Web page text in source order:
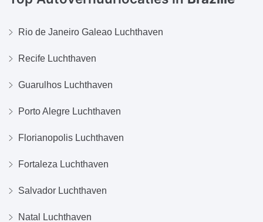
Rio de Janeiro Galeao Luchthaven
Recife Luchthaven
Guarulhos Luchthaven
Porto Alegre Luchthaven
Florianopolis Luchthaven
Fortaleza Luchthaven
Salvador Luchthaven
Natal Luchthaven